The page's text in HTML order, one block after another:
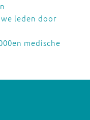
leden door
medische